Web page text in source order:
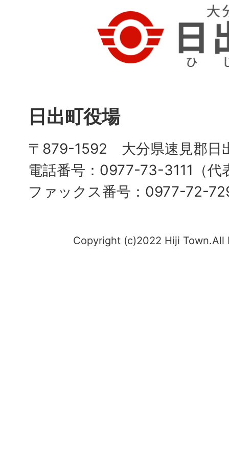
日出町役場
〒879-1592 大分県速見郡日
電話番号：0977-73-3111（代
ファックス番号：0977-72-
Copyright (c)2022 Hiji Town.All